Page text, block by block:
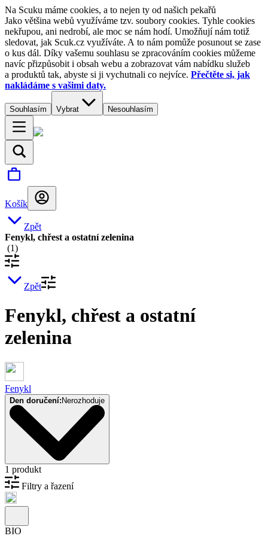
Na Scuku máme cookies, a to nejen ty od našich pekařů
Jako většina webů využíváme tzv. soubory cookies. Tyhle cookies
nekřupou, ani nedrobí, ale moc se nám hodí. Umožňují nám totiž
sledovat, jak Scuk.cz využíváte. A to nám pomůže posunout se zase
o kus dál. Díky vašemu souhlasu se zpracováním cookies můžeme
navíc přizpůsobit i obsah webu a zobrazovat vám nabídku služeb
a produktů tak, abyste si ji vychutnali co nejvíce. Přečtěte si, jak
nakládáme s vašimi daty.
Souhlasím Vybrat Nesouhlasím
Košík
Zpět
Fenykl, chřest a ostatní zelenina
(1)
Zpět
Fenykl, chřest a ostatní
zelenina
Fenykl
Den doručení: Nerozhoduje
1 produkt
Filtry a řazení
BIO